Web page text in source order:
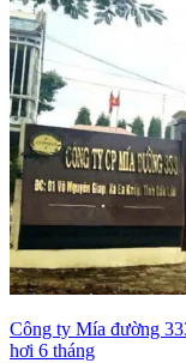
Công ty Mía đường
hơi 6 tháng